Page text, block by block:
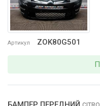
Артикул ZOK80G501